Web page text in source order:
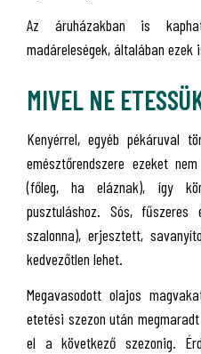
Az áruházakban is
madáreleségek, általában ezek
MIVEL NE
Kenyérrel, egyéb pékáruval
emésztőrendszere ezeket
(főleg, ha eláznak), így
pusztuláshoz. Sós,
szalonna), erjesztett,
kedvezőtlen lehet.
Megavasodott olajos
etetési szezon után
el a következő szezonig.